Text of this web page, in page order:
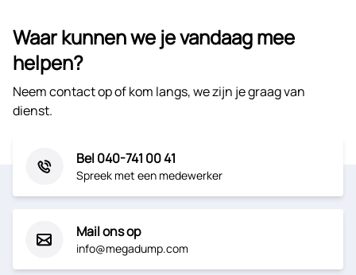
Waar kunnen we je vandaag mee
helpen?
Neem contact op of kom langs, we zijn je graag van
dienst.
Bel 040-741 00 41
Spreek met een medewerker
Mail ons op
info@megadump.com